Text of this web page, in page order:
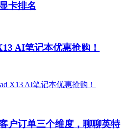
卡排名
AI笔记本优惠抢购！
户订单三个维度，聊聊英特